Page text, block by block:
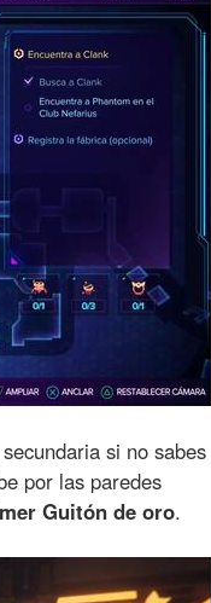
si no sabes
por las paredes
Guitón de oro.